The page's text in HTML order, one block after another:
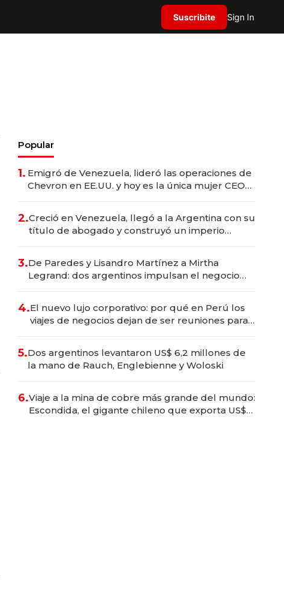
Suscribite Sign In
Popular
1. Emigró de Venezuela, lideró las operaciones de
Chevron en EE.UU. y hoy es la única mujer CEO
2.Creció en Venezuela, llegó a la Argentina con su
título de abogado y construyó un imperio
3.De Paredes y Lisandro Martínez a Mirtha
Legrand: dos argentinos impulsan el negocio
4.El nuevo lujo corporativo: por qué en Perú los
viajes de negocios dejan de ser reuniones para
5.Dos argentinos levantaron US$ 6,2 millones de
la mano de Rauch, Englebienne y Woloski
6.Viaje a la mina de cobre más grande del mundo:
Escondida, el gigante chileno que exporta US$